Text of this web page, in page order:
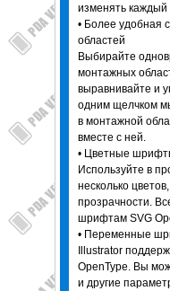
изменять каждый
• Более удобная
областей
Выбирайте
монтажных
выравнивайте и
одним щелчком
в монтажной
вместе с ней.
• Цветные
Используйте в
несколько
прозрачности.
шрифтам SVG
• Переменные
Illustrator
OpenType. Вы
и другие